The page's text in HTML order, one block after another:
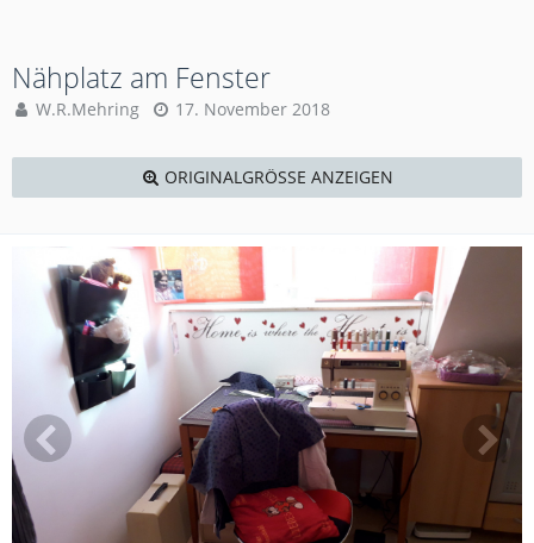
Nähplatz am Fenster
W.R.Mehring 17. November 2018
ORIGINALGRÖSSE ANZEIGEN